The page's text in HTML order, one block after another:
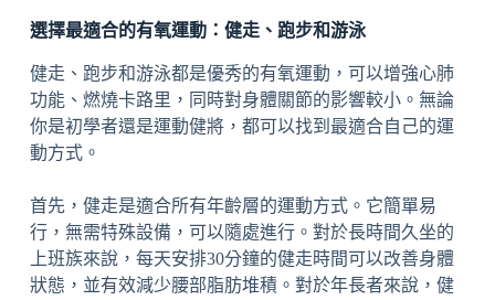
選擇最適合的有氧運動：健走、跑步和游泳
健走、跑步和游泳都是優秀的有氧運動，可以增強心肺
功能、燃燒卡路里，同時對身體關節的影響較小。無論
你是初學者還是運動健將，都可以找到最適合自己的運
動方式。
首先，健走是適合所有年齡層的運動方式。它簡單易
行，無需特殊設備，可以隨處進行。對於長時間久坐的
上班族來說，每天安排30分鐘的健走時間可以改善身體
狀態，並有效減少腰部脂肪堆積。對於年長者來說，健